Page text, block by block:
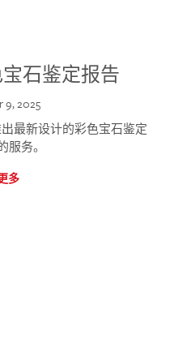
石鉴定报告
9, 2025
最新设计的彩色宝石鉴定
服务。
多